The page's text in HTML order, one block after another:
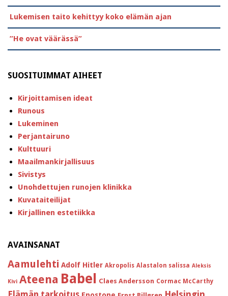
Lukemisen taito kehittyy koko elämän ajan
”He ovat väärässä”
SUOSITUIMMAT AIHEET
Kirjoittamisen ideat
Runous
Lukeminen
Perjantairuno
Kulttuuri
Maailmankirjallisuus
Sivistys
Unohdettujen runojen klinikka
Kuvataiteilijat
Kirjallinen estetiikka
AVAINSANAT
Aamulehti Adolf Hitler Akropolis Alastalon salissa Aleksis
Kivi Ateena Babel Claes Andersson Cormac McCarthy